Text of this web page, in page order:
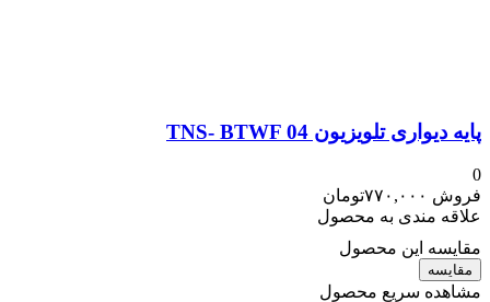
پایه دیواری تلویزیون TNS- BTWF 04
0
فروش ۷۷۰,۰۰۰تومان
علاقه مندی به محصول
مقایسه این محصول
مقایسه
مشاهده سریع محصول